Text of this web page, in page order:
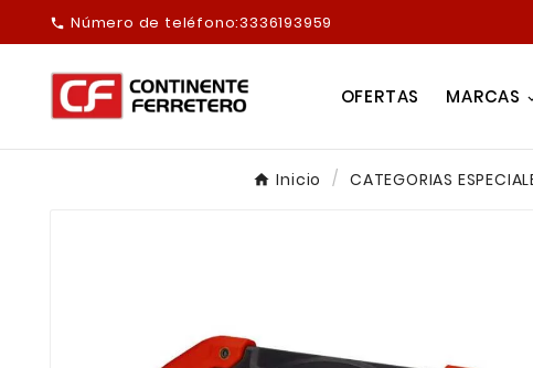
 Número de teléfono:3336193959
OFERTAS MARCAS
Inicio CATEGORIAS